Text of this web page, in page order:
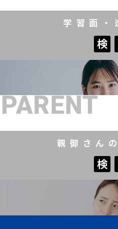
学習面・
検
検
親御さん
検
検
PARENT